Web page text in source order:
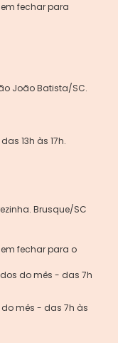
fechar para
João Batista/SC.
13h às 17h.
Brusque/SC
fechar para o
do mês - das 7h
mês - das 7h às